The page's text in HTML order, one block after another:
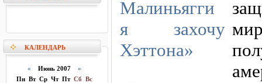
КАЛЕНДАРЬ
« Июнь 2007 »
Пн Вт Ср Чт Пт Сб Вс